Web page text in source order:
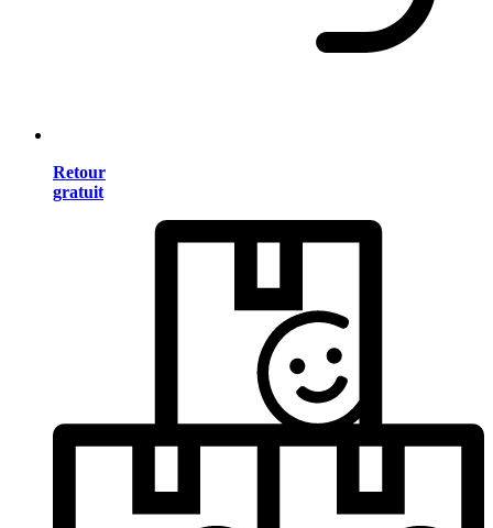
Retour
gratuit